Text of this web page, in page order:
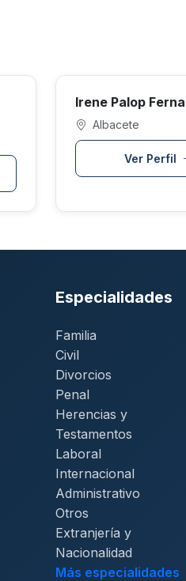
Irene Palop
Albacete
Ver Perfil
Especialidades
Familia
Civil
Divorcios
Penal
Herencias y
Testamentos
Laboral
Internacional
Administrativo
Otros
Extranjería y
Nacionalidad
Más especialidades